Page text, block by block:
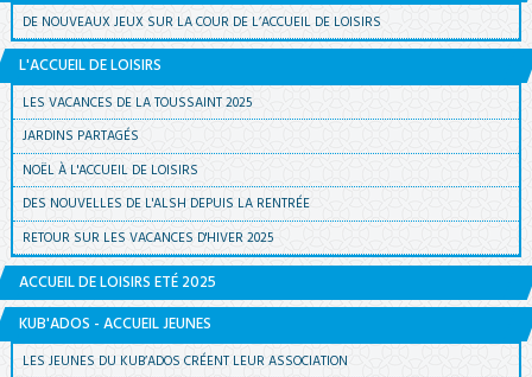
DE NOUVEAUX JEUX SUR LA COUR DE L’ACCUEIL DE LOISIRS
L'ACCUEIL DE LOISIRS
LES VACANCES DE LA TOUSSAINT 2025
JARDINS PARTAGÉS
NOËL À L'ACCUEIL DE LOISIRS
DES NOUVELLES DE L'ALSH DEPUIS LA RENTRÉE
RETOUR SUR LES VACANCES D'HIVER 2025
ACCUEIL DE LOISIRS ETÉ 2025
KUB'ADOS - ACCUEIL JEUNES
LES JEUNES DU KUB’ADOS CRÉENT LEUR ASSOCIATION